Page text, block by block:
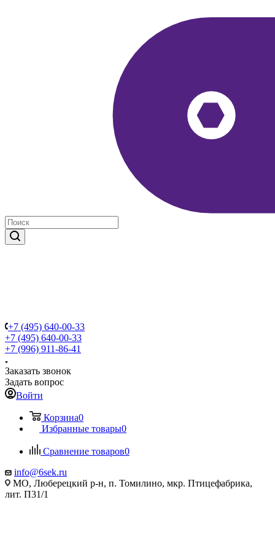
+7 (495) 640-00-33
+7 (495) 640-00-33
+7 (996) 911-86-41
Заказать звонок
Задать вопрос
Войти
Корзина0
Избранные товары0
Сравнение товаров0
info@6sek.ru
МО, Люберецкий р-н, п. Томилино, мкр. Птицефабрика,
лит. П31/1